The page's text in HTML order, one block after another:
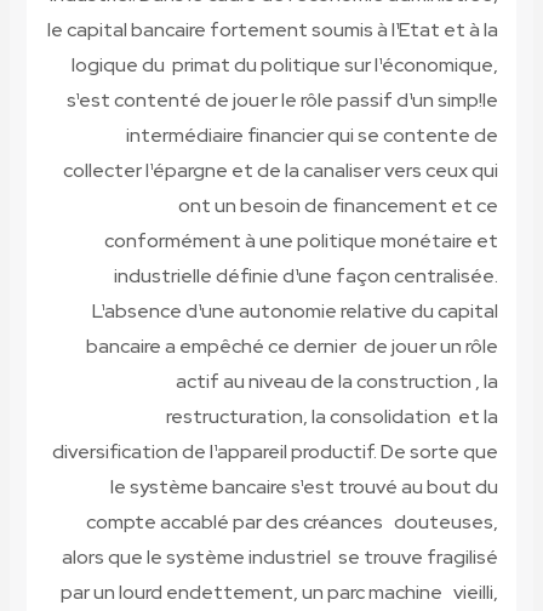
le capital bancaire fortement soumis à l¹Etat et à la
logique du primat du politique sur l¹économique,
s¹est contenté de jouer le rôle passif d¹un simp!le
intermédiaire financier qui se contente de
collecter l¹épargne et de la canaliser vers ceux qui
ont un besoin de financement et ce
conformément à une politique monétaire et
industrielle définie d¹une façon centralisée.
L¹absence d¹une autonomie relative du capital
bancaire a empêché ce dernier de jouer un rôle
actif au niveau de la construction , la
restructuration, la consolidation et la
diversification de l¹appareil productif. De sorte que
le système bancaire s¹est trouvé au bout du
compte accablé par des créances douteuses,
alors que le système industriel se trouve fragilisé
par un lourd endettement, un parc machine vieilli,